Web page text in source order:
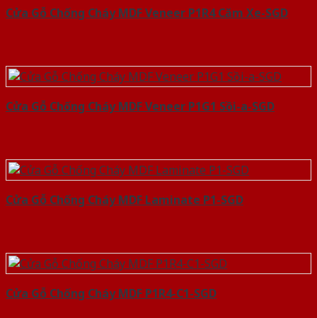
Cửa Gỗ Chống Cháy MDF Veneer P1R4 Căm Xe-SGD
Cửa Gỗ Chống Cháy MDF Veneer P1G1 Sồi-a-SGD
Cửa Gỗ Chống Cháy MDF Laminate P1-SGD
Cửa Gỗ Chống Cháy MDF P1R4-C1-SGD